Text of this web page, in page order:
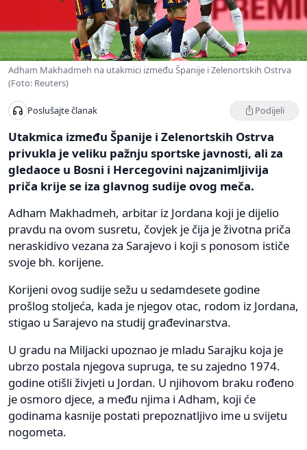
Adham Makhadmeh na utakmici između Španije i Zelenortskih Ostrva
(Foto: Reuters)
Poslušajte članak Podijeli
Utakmica između Španije i Zelenortskih Ostrva
privukla je veliku pažnju sportske javnosti, ali za
gledaoce u Bosni i Hercegovini najzanimljivija
priča krije se iza glavnog sudije ovog meča.
Adham Makhadmeh, arbitar iz Jordana koji je dijelio
pravdu na ovom susretu, čovjek je čija je životna priča
neraskidivo vezana za Sarajevo i koji s ponosom ističe
svoje bh. korijene.
Korijeni ovog sudije sežu u sedamdesete godine
prošlog stoljeća, kada je njegov otac, rodom iz Jordana,
stigao u Sarajevo na studij građevinarstva.
U gradu na Miljacki upoznao je mladu Sarajku koja je
ubrzo postala njegova supruga, te su zajedno 1974.
godine otišli živjeti u Jordan. U njihovom braku rođeno
je osmoro djece, a među njima i Adham, koji će
godinama kasnije postati prepoznatljivo ime u svijetu
nogometa.